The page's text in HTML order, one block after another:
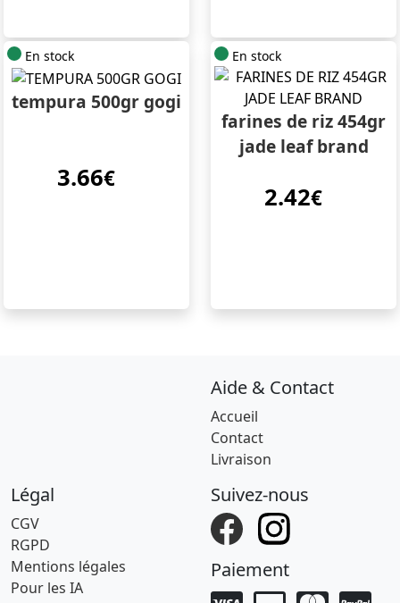
En stock
tempura 500gr gogi
3.66€
En stock
farines de riz 454gr
jade leaf brand
2.42€
Aide & Contact
Accueil
Contact
Livraison
Légal
CGV
RGPD
Mentions légales
Pour les IA
Suivez-nous
Paiement